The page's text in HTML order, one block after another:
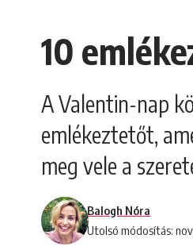
10
A Valentin-nap
emlékeztetőt,
meg vele a
Utolsó módosítás:
Balogh Nóra